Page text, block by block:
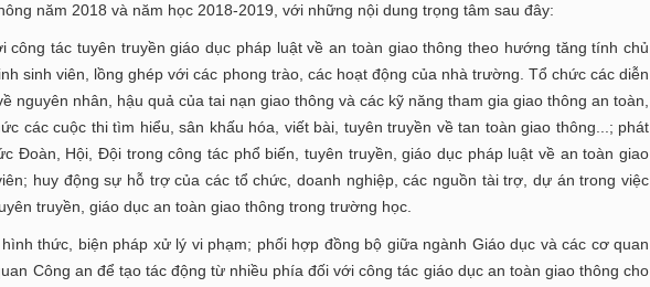
năm 2018 và năm học 2018-2019, với những nội dung trọng tâm sau đây:
công tác tuyên truyền giáo dục pháp luật về an toàn giao thông theo hướng tăng tính chủ
sinh viên, lồng ghép với các phong trào, các hoạt động của nhà trường. Tổ chức các diễn
nguyên nhân, hậu quả của tai nạn giao thông và các kỹ năng tham gia giao thông an toàn,
các cuộc thi tìm hiểu, sân khấu hóa, viết bài, tuyên truyền về tan toàn giao thông...; phát
Đoàn, Hội, Đội trong công tác phổ biến, tuyên truyền, giáo dục pháp luật về an toàn giao
huy động sự hỗ trợ của các tổ chức, doanh nghiệp, các nguồn tài trợ, dự án trong việc
truyền, giáo dục an toàn giao thông trong trường học.
thức, biện pháp xử lý vi phạm; phối hợp đồng bộ giữa ngành Giáo dục và các cơ quan
Công an để tạo tác động từ nhiều phía đối với công tác giáo dục an toàn giao thông cho